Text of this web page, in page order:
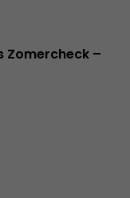
Zomercheck –